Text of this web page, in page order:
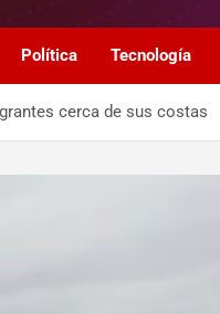
Política Tecnología
cerca de sus costas